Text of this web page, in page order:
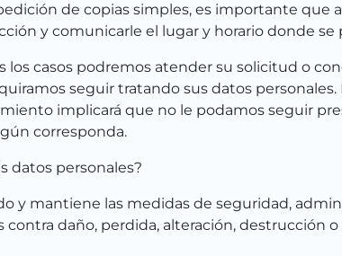
de copias simples, es importante que
y comunicarle el lugar y horario donde se
casos podremos atender su solicitud o
seguir tratando sus datos
implicará que no le podamos seguir
corresponda.
datos personales?
y mantiene las medidas de seguridad,
contra daño, perdida, alteración, destrucción